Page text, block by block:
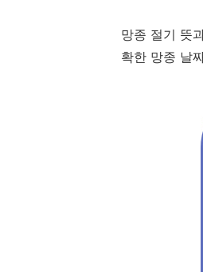
망종 절기 뜻
확한 망종 날